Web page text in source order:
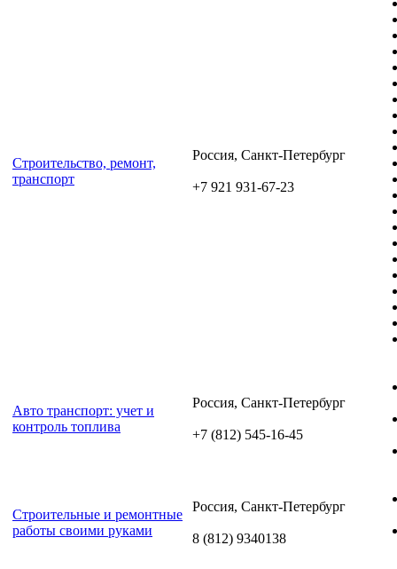
Cтроительство, ремонт,
транспорт
Россия, Санкт-Петербург
+7 921 931-67-23
Авто транспорт: учет и
контроль топлива
Россия, Санкт-Петербург
+7 (812) 545-16-45
Строительные и ремонтные
работы своими руками
Россия, Санкт-Петербург
8 (812) 9340138